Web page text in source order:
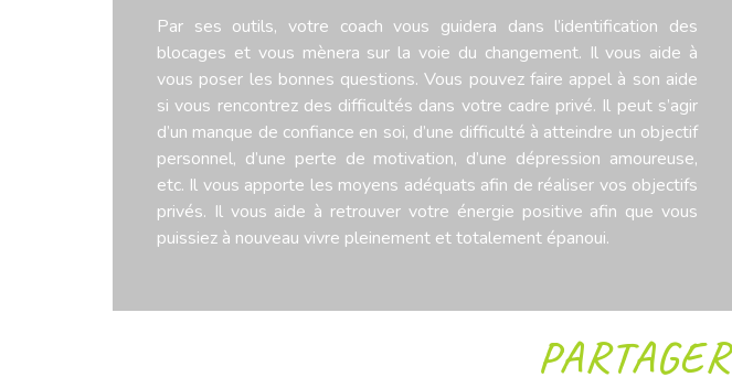
Par ses outils, votre coach vous guidera dans l’identification des
blocages et vous mènera sur la voie du changement. Il vous aide à
vous poser les bonnes questions. Vous pouvez faire appel à son aide
si vous rencontrez des difficultés dans votre cadre privé. Il peut s’agir
d’un manque de confiance en soi, d’une difficulté à atteindre un objectif
personnel, d’une perte de motivation, d’une dépression amoureuse,
etc. Il vous apporte les moyens adéquats afin de réaliser vos objectifs
privés. Il vous aide à retrouver votre énergie positive afin que vous
puissiez à nouveau vivre pleinement et totalement épanoui.
PARTAGER